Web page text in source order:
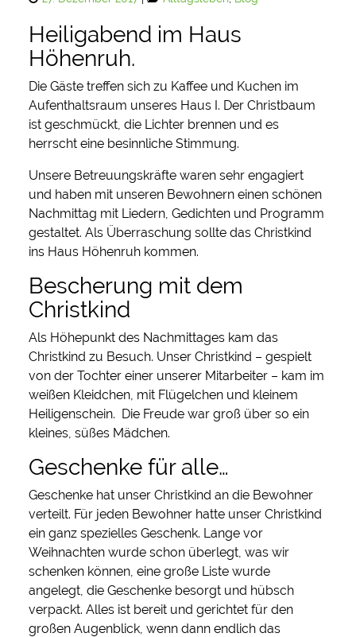
Heiligabend im Haus
Höhenruh.
Die Gäste treffen sich zu Kaffee und Kuchen im
Aufenthaltsraum unseres Haus I. Der Christbaum
ist geschmückt, die Lichter brennen und es
herrscht eine besinnliche Stimmung.
Unsere Betreuungskräfte waren sehr engagiert
und haben mit unseren Bewohnern einen schönen
Nachmittag mit Liedern, Gedichten und Programm
gestaltet. Als Überraschung sollte das Christkind
ins Haus Höhenruh kommen.
Bescherung mit dem
Christkind
Als Höhepunkt des Nachmittages kam das
Christkind zu Besuch. Unser Christkind – gespielt
von der Tochter einer unserer Mitarbeiter – kam im
weißen Kleidchen, mit Flügelchen und kleinem
Heiligenschein. Die Freude war groß über so ein
kleines, süßes Mädchen.
Geschenke für alle…
Geschenke hat unser Christkind an die Bewohner
verteilt. Für jeden Bewohner hatte unser Christkind
ein ganz spezielles Geschenk. Lange vor
Weihnachten wurde schon überlegt, was wir
schenken können, eine große Liste wurde
angelegt, die Geschenke besorgt und hübsch
verpackt. Alles ist bereit und gerichtet für den
großen Augenblick, wenn dann endlich das